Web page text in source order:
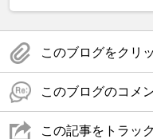
このブログをクリ
このブログのコメ
この記事をトラッ